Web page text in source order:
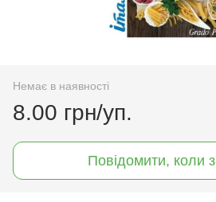
Немає в наявності
8.00 грн/уп.
Повідомити, коли